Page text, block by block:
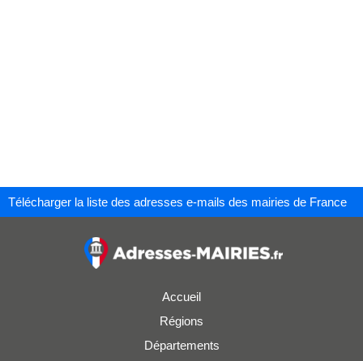
Télécharger la liste des adresses e-mails des mairies de France
Accueil
Régions
Départements